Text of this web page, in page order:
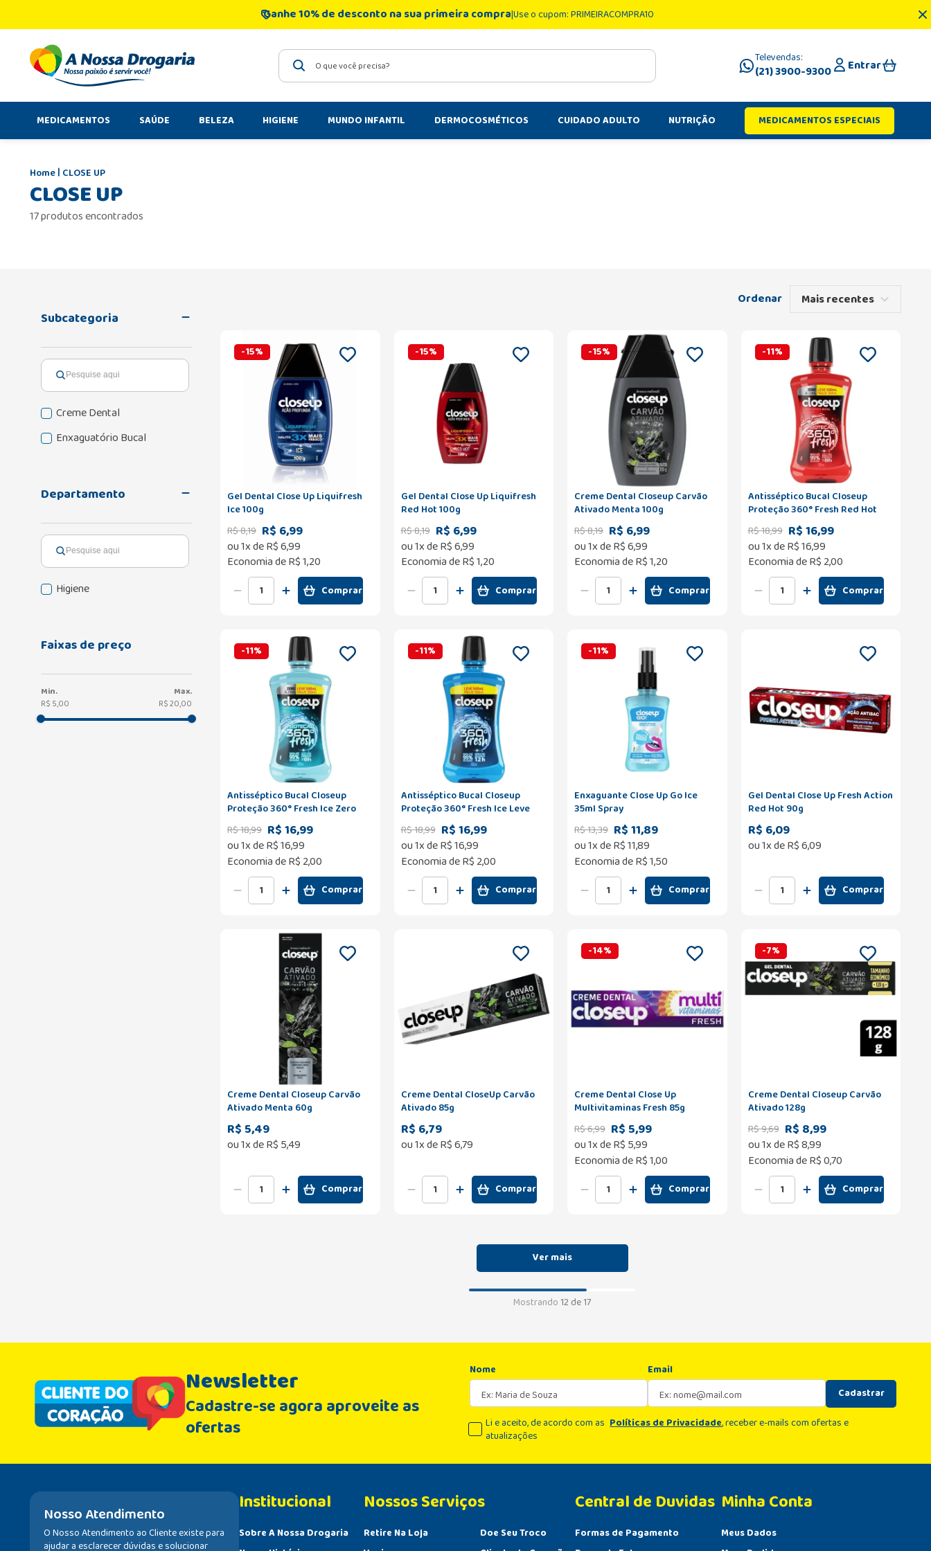
Ganhe 10% de desconto na sua primeira compraUse o cupom: PRIMEIRACOMPRA10
O que você precisa? Televendas:
(21) 3900-9300 Entrar
MEDICAMENTOS SAÚDE BELEZA HIGIENE MUNDO INFANTIL DERMOCOSMÉTICOS CUIDADO ADULTO NUTRIÇÃO MEDICAMENTOS ESPECIAIS
CLOSE UP
CLOSE UP
17 produtos encontrados
Subcategoria
Creme Dental
Enxaguatório Bucal
Departamento
Higiene
Faixas de preço
R$ 5,00 R$ 20,00
Mais recentes
-15%
Gel Dental Close Up Liquifresh
Ice 100g
R$8,19 R$ 6,99
ou1x deR$6,99
Economia deR$ 1,20
Comprar
-15%
Gel Dental Close Up Liquifresh
Red Hot 100g
R$8,19 R$ 6,99
ou1x deR$6,99
Economia deR$ 1,20
Comprar
-15%
Creme Dental Closeup Carvão
Ativado Menta 100g
R$8,19 R$ 6,99
ou1x deR$6,99
Economia deR$ 1,20
Comprar
-11%
Antisséptico Bucal Closeup
Proteção 360° Fresh Red Hot
Zero Álcool Leve 500ml Pague
350ml
R$18,99 R$ 16,99
ou1x deR$16,99
Economia deR$ 2,00
Comprar
-11%
Antisséptico Bucal Closeup
Proteção 360° Fresh Ice Zero
Álcool Leve 500ml Pague 350ml
R$18,99 R$ 16,99
ou1x deR$16,99
Economia deR$ 2,00
Comprar
-11%
Antisséptico Bucal Closeup
Proteção 360° Fresh Ice Leve
500ml Pague 350ml
R$18,99 R$ 16,99
ou1x deR$16,99
Economia deR$ 2,00
Comprar
-11%
Enxaguante Close Up Go Ice
35ml Spray
R$13,39 R$ 11,89
ou1x deR$11,89
Economia deR$ 1,50
Comprar
Gel Dental Close Up Fresh Action
Red Hot 90g
R$ 6,09
ou1x deR$6,09
Comprar
Creme Dental Closeup Carvão
Ativado Menta 60g
R$ 5,49
ou1x deR$ 5,49
Comprar
Creme Dental CloseUp Carvão
Ativado 85g
R$ 6,79
ou1x deR$6,79
Comprar
-14%
Creme Dental Close Up
Multivitaminas Fresh 85g
R$6,99 R$ 5,99
ou1x deR$ 5,99
Economia deR$ 1,00
Comprar
-7%
Creme Dental Closeup Carvão
Ativado 128g
R$9,69 R$ 8,99
ou1x deR$8,99
Economia deR$ 0,70
Comprar
Mostrando12 de 17
Newsletter
Cadastre-se agora aproveite as
ofertas
Nome
Email
Cadastrar
Li e aceito, de acordo com as Políticas de Privacidade, receber e-mails com ofertas e
atualizações
Nosso Atendimento
O Nosso Atendimento ao Cliente existe para
ajudar a esclarecer dúvidas e solucionar
Institucional
Sobre A Nossa Drogaria
Retire Na Loja
Doe Seu Troco
Central de Duvidas
Formas de Pagamento
Minha Conta
Meus Dados